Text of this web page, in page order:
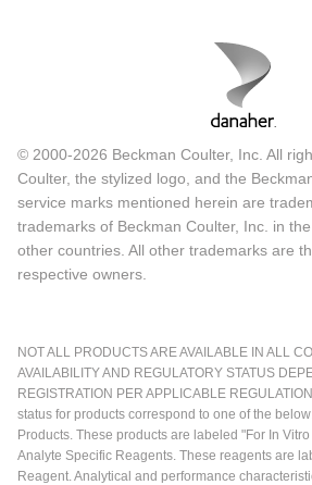
© 2000-2026 Beckman Coulter, Inc. All
Coulter, the stylized logo, and the
service marks mentioned herein are
trademarks of Beckman Coulter, Inc. in
other countries. All other trademarks are
respective owners.
NOT ALL PRODUCTS ARE AVAILABLE IN ALL
AVAILABILITY AND REGULATORY STATUS
REGISTRATION PER APPLICABLE
status for products correspond to one of the
Products. These products are labeled "For In
Analyte Specific Reagents. These reagents are
Reagent. Analytical and performance